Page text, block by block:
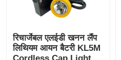
औद्योगिक एलईडी पट्टी प्रकाश
चार्जर रैक
रिचार्जेबल एलईडी खनन लैंप
लिथियम आयन बैटरी KL5M